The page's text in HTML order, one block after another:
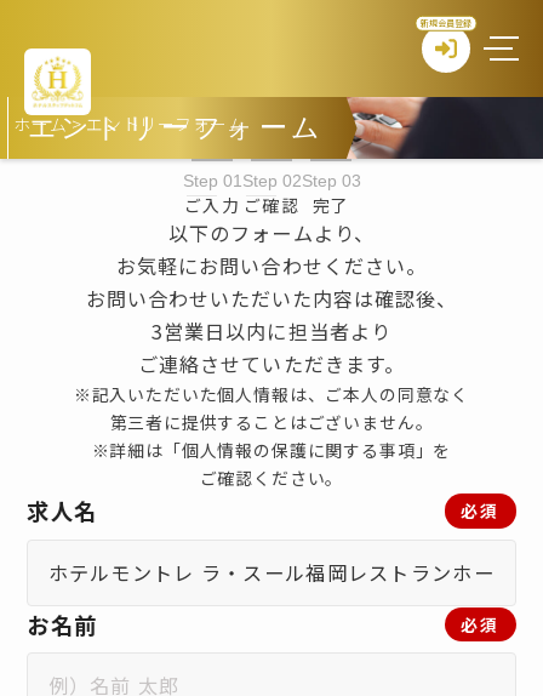
新規会員登録
エントリーフォーム
ホーム>エントリーフォーム
Step 01
ご入力
Step 02
ご確認
Step 03
完了
以下のフォームより、
お気軽にお問い合わせください。
お問い合わせいただいた内容は確認後、
3営業日以内に担当者より
ご連絡させていただきます。
※記入いただいた個人情報は、ご本人の同意なく
第三者に提供することはございません。
※詳細は「個人情報の保護に関する事項」を
ご確認ください。
必須
求人名
必須
お名前